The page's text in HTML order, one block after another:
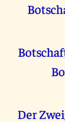
Der